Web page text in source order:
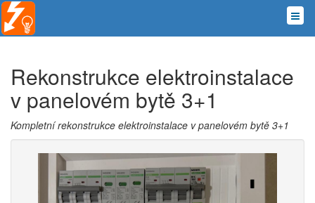
Rekonstrukce elektroinstalace
v panelovém bytě 3+1
Kompletní rekonstrukce elektroinstalace v panelovém bytě 3+1